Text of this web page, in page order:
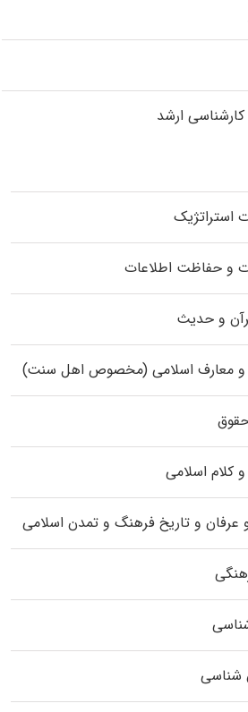
ارشد
استراتژیک
و حفاظت اطلاعات
و حدیث
و معارف اسلامی (مخصوص اهل سنت)
کلام اسلامی
عرفان و تاریخ فرهنگ و تمدن اسلامی
شناسی